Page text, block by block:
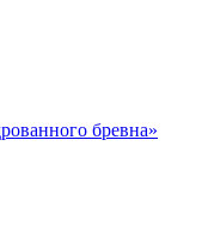
бревна»